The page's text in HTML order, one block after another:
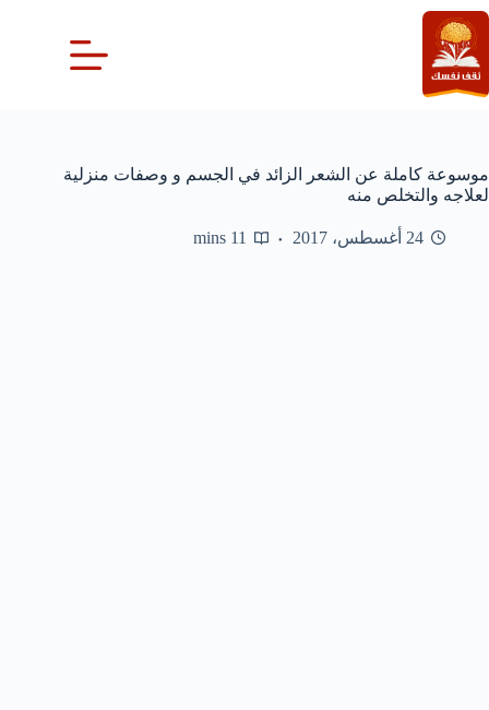
التجاوز
إلى
المحتوى
موسوعة كاملة عن الشعر الزائد في الجسم و وصفات منزلية
لعلاجه والتخلص منه
24 أغسطس، 2017 11 mins